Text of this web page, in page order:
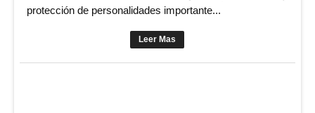
protección de personalidades importante...
Leer Mas